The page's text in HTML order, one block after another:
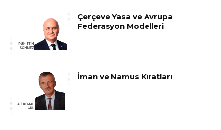
Çerçeve Yasa ve Avrupa
Federasyon Modelleri
İman ve Namus Kıratları